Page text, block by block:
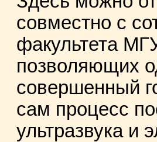
совместно с
факультета
позволяющих
совершенный
сам процесс
ультразвука и